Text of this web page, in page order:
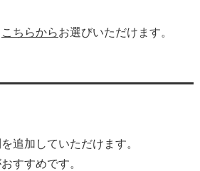
こちらからお選びいただけます。
追加していただけます。
すすめです。